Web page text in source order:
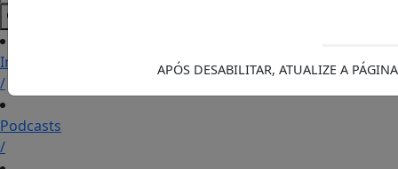
Início
/
Podcasts
/
APÓS DESABILITAR, ATUALIZE A